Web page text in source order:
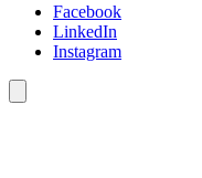
Facebook
LinkedIn
Instagram